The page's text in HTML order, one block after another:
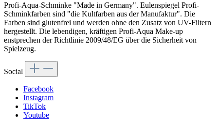
Profi-Aqua-Schminke "Made in Germany". Eulenspiegel Profi-
Schminkfarben sind "die Kultfarben aus der Manufaktur". Die
Farben sind glutenfrei und werden ohne den Zusatz von UV-Filtern
hergestellt. Die lebendigen, kräftigen Profi-Aqua Make-up
enstprechen der Richtlinie 2009/48/EG über die Sicherheit von
Spielzeug.
Social
Facebook
Instagram
TikTok
Youtube